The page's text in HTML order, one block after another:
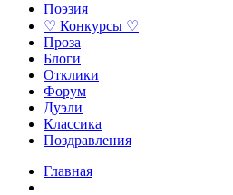
Поэзия
♡ Конкурсы ♡
Проза
Блоги
Отклики
Форум
Дуэли
Классика
Поздравления
Главная